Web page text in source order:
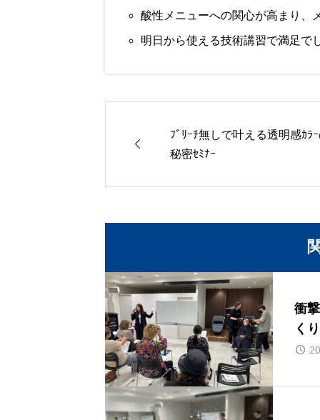
酸性メニューへの関心が高まり、
明日から使える技術講習で満足で

ﾌﾞﾘｰﾁ無しで叶える透明感ｶﾗ
秘密ｾﾐﾅｰ
衝
く